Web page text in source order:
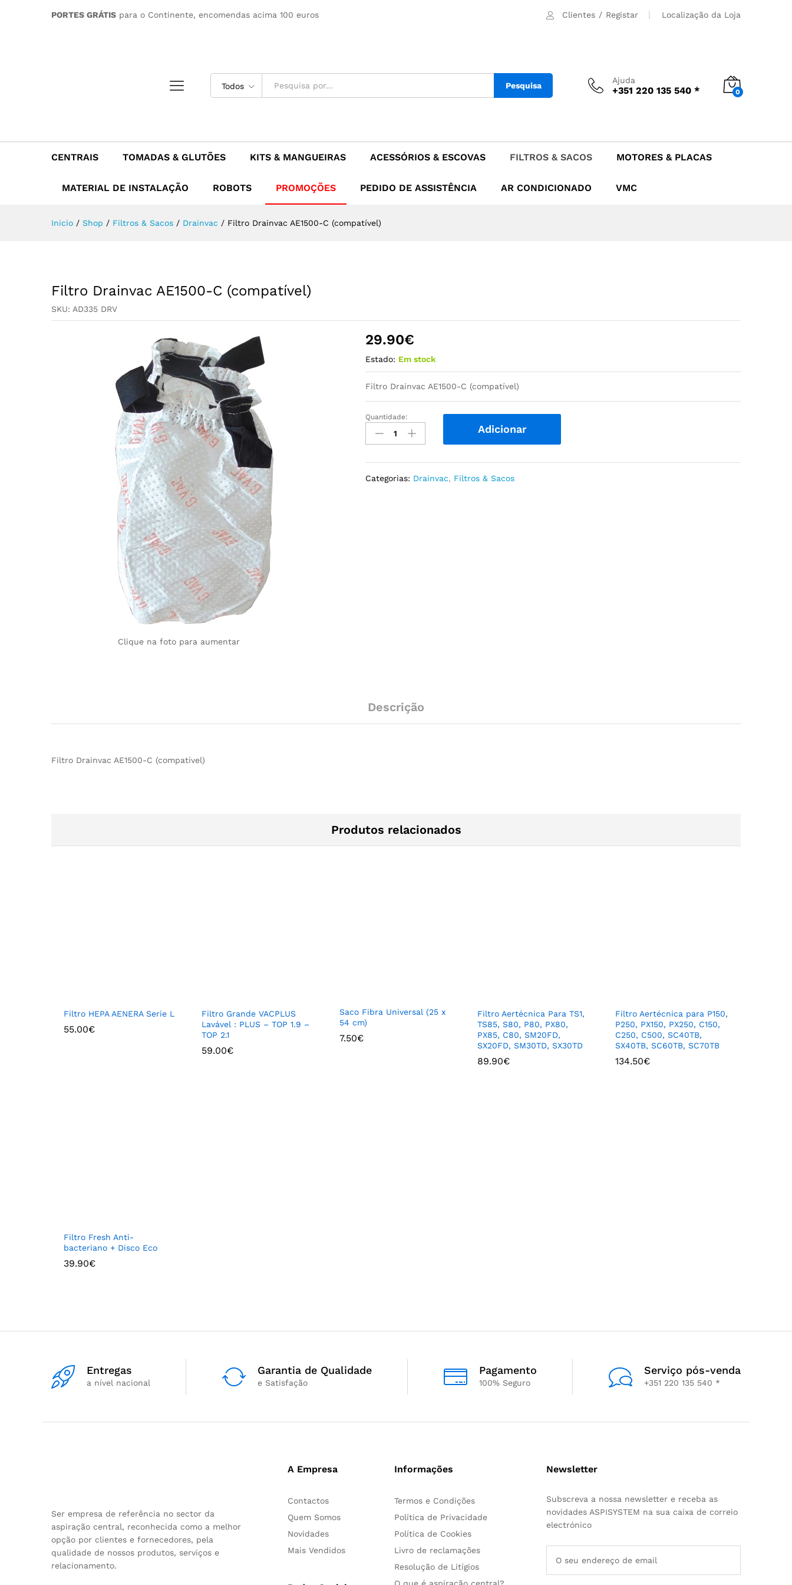
PORTES GRÁTIS para o Continente, encomendas acima 100 euros Clientes / Registar Localização da Loja
Todos Pesquisa
Ajuda
+351 220 135 540 * 0
CENTRAIS TOMADAS & GLUTÕES KITS & MANGUEIRAS ACESSÓRIOS & ESCOVAS FILTROS & SACOS MOTORES & PLACAS
MATERIAL DE INSTALAÇÃO ROBOTS PROMOÇÕES PEDIDO DE ASSISTÊNCIA AR CONDICIONADO VMC
Inicio / Shop / Filtros & Sacos / Drainvac / Filtro Drainvac AE1500-C (compatível)
Filtro Drainvac AE1500-C (compatível)
SKU: AD335 DRV
Clique na foto para aumentar
29.90€
Estado: Em stock
Filtro Drainvac AE1500-C (compatível)
Filtro
Drainvac
AE1500-
quantidade
Quantidade:
Adicionar
Categorias: Drainvac, Filtros & Sacos
Descrição
Filtro Drainvac AE1500-C (compatível)
Produtos relacionados
Filtro HEPA AENERA Serie L
55.00€
Filtro Grande VACPLUS
Lavável : PLUS – TOP 1.9 –
TOP 2.1
59.00€
Saco Fibra Universal (25 x
54 cm)
7.50€
Filtro Aertécnica Para TS1,
TS85, S80, P80, PX80,
PX85, C80, SM20FD,
SX20FD, SM30TD, SX30TD
89.90€
Filtro Aertécnica para P150,
P250, PX150, PX250, C150,
C250, C500, SC40TB,
SX40TB, SC60TB, SC70TB
134.50€
Filtro Fresh Anti-
bacteriano + Disco Eco
39.90€
Entregas
a nível nacional
Garantia de Qualidade
e Satisfação
Pagamento
100% Seguro
Serviço pós-venda
+351 220 135 540 *
Ser empresa de referência no sector da
aspiração central, reconhecida como a melhor
opção por clientes e fornecedores, pela
qualidade de nossos produtos, serviços e
relacionamento.
A Empresa
Contactos
Quem Somos
Novidades
Mais Vendidos
Informações
Termos e Condições
Política de Privacidade
Política de Cookies
Livro de reclamações
Resolução de Litígios
Newsletter
Subscreva a nossa newsletter e receba as
novidades ASPISYSTEM na sua caixa de correio
electrónico
Descrição
29.90 € Adicionar